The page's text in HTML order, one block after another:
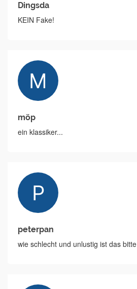
Dingsda
KEIN Fake!
möp
ein klassiker...
peterpan
wie schlecht und unlustig ist das bitte